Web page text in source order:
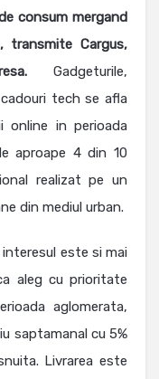
consum mergand
Cargus,
Gadgeturile,
tech se afla
online in perioada
aproape 4 din 10
realizat pe un
din mediul urban.
este si mai
aleg cu prioritate
aglomerata,
saptamanal cu 5%
Livrarea este